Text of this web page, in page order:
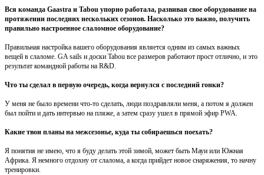
Вся команда Gaastra и Tabou упорно работала, развивая свое оборудование на
протяжении последних нескольких сезонов. Насколько это важно, получить
правильно настроенное слаломное оборудование?
Правильная настройка вашего оборудования является одним из самых важных
вещей в слаломе. GA sails и доски Tabou все размеров работают прост отлично, и это
результат командной работы на R&D.
Что ты сделал в первую очередь, когда вернулся с последний гонки?
У меня не было времени что-то сделать, люди поздравляли меня, а потом я должен
был пойти и дать интервью на пляже, а затем сразу ушел в прямой эфир PWA.
Какие твои планы на межсезонье, куда ты собираешься поехать?
Я понятия не имею, что я буду делать этой зимой, может быть Мауи или Южная
Африка. Я немного отдохну от слалома, а когда прийдет новое снаряжения, то начну
тренировки.